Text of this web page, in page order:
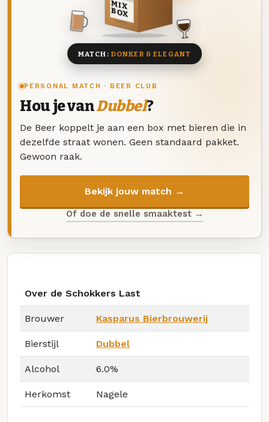
PERSONAL MATCH · BEER CLUB
Hou je vanDubbel?
De Beer koppelt je aan een box met bieren die in
dezelfde straat wonen. Geen standaard pakket.
Gewoon raak.
Bekijk jouw match →
Of doe de snelle smaaktest →
MIX
BOX
8 BIEREN
MATCH: DONKER & ELEGANT
Over de Schokkers Last
Brouwer Kasparus Bierbrouwerij
Bierstijl Dubbel
Alcohol 6.0%
Herkomst Nagele